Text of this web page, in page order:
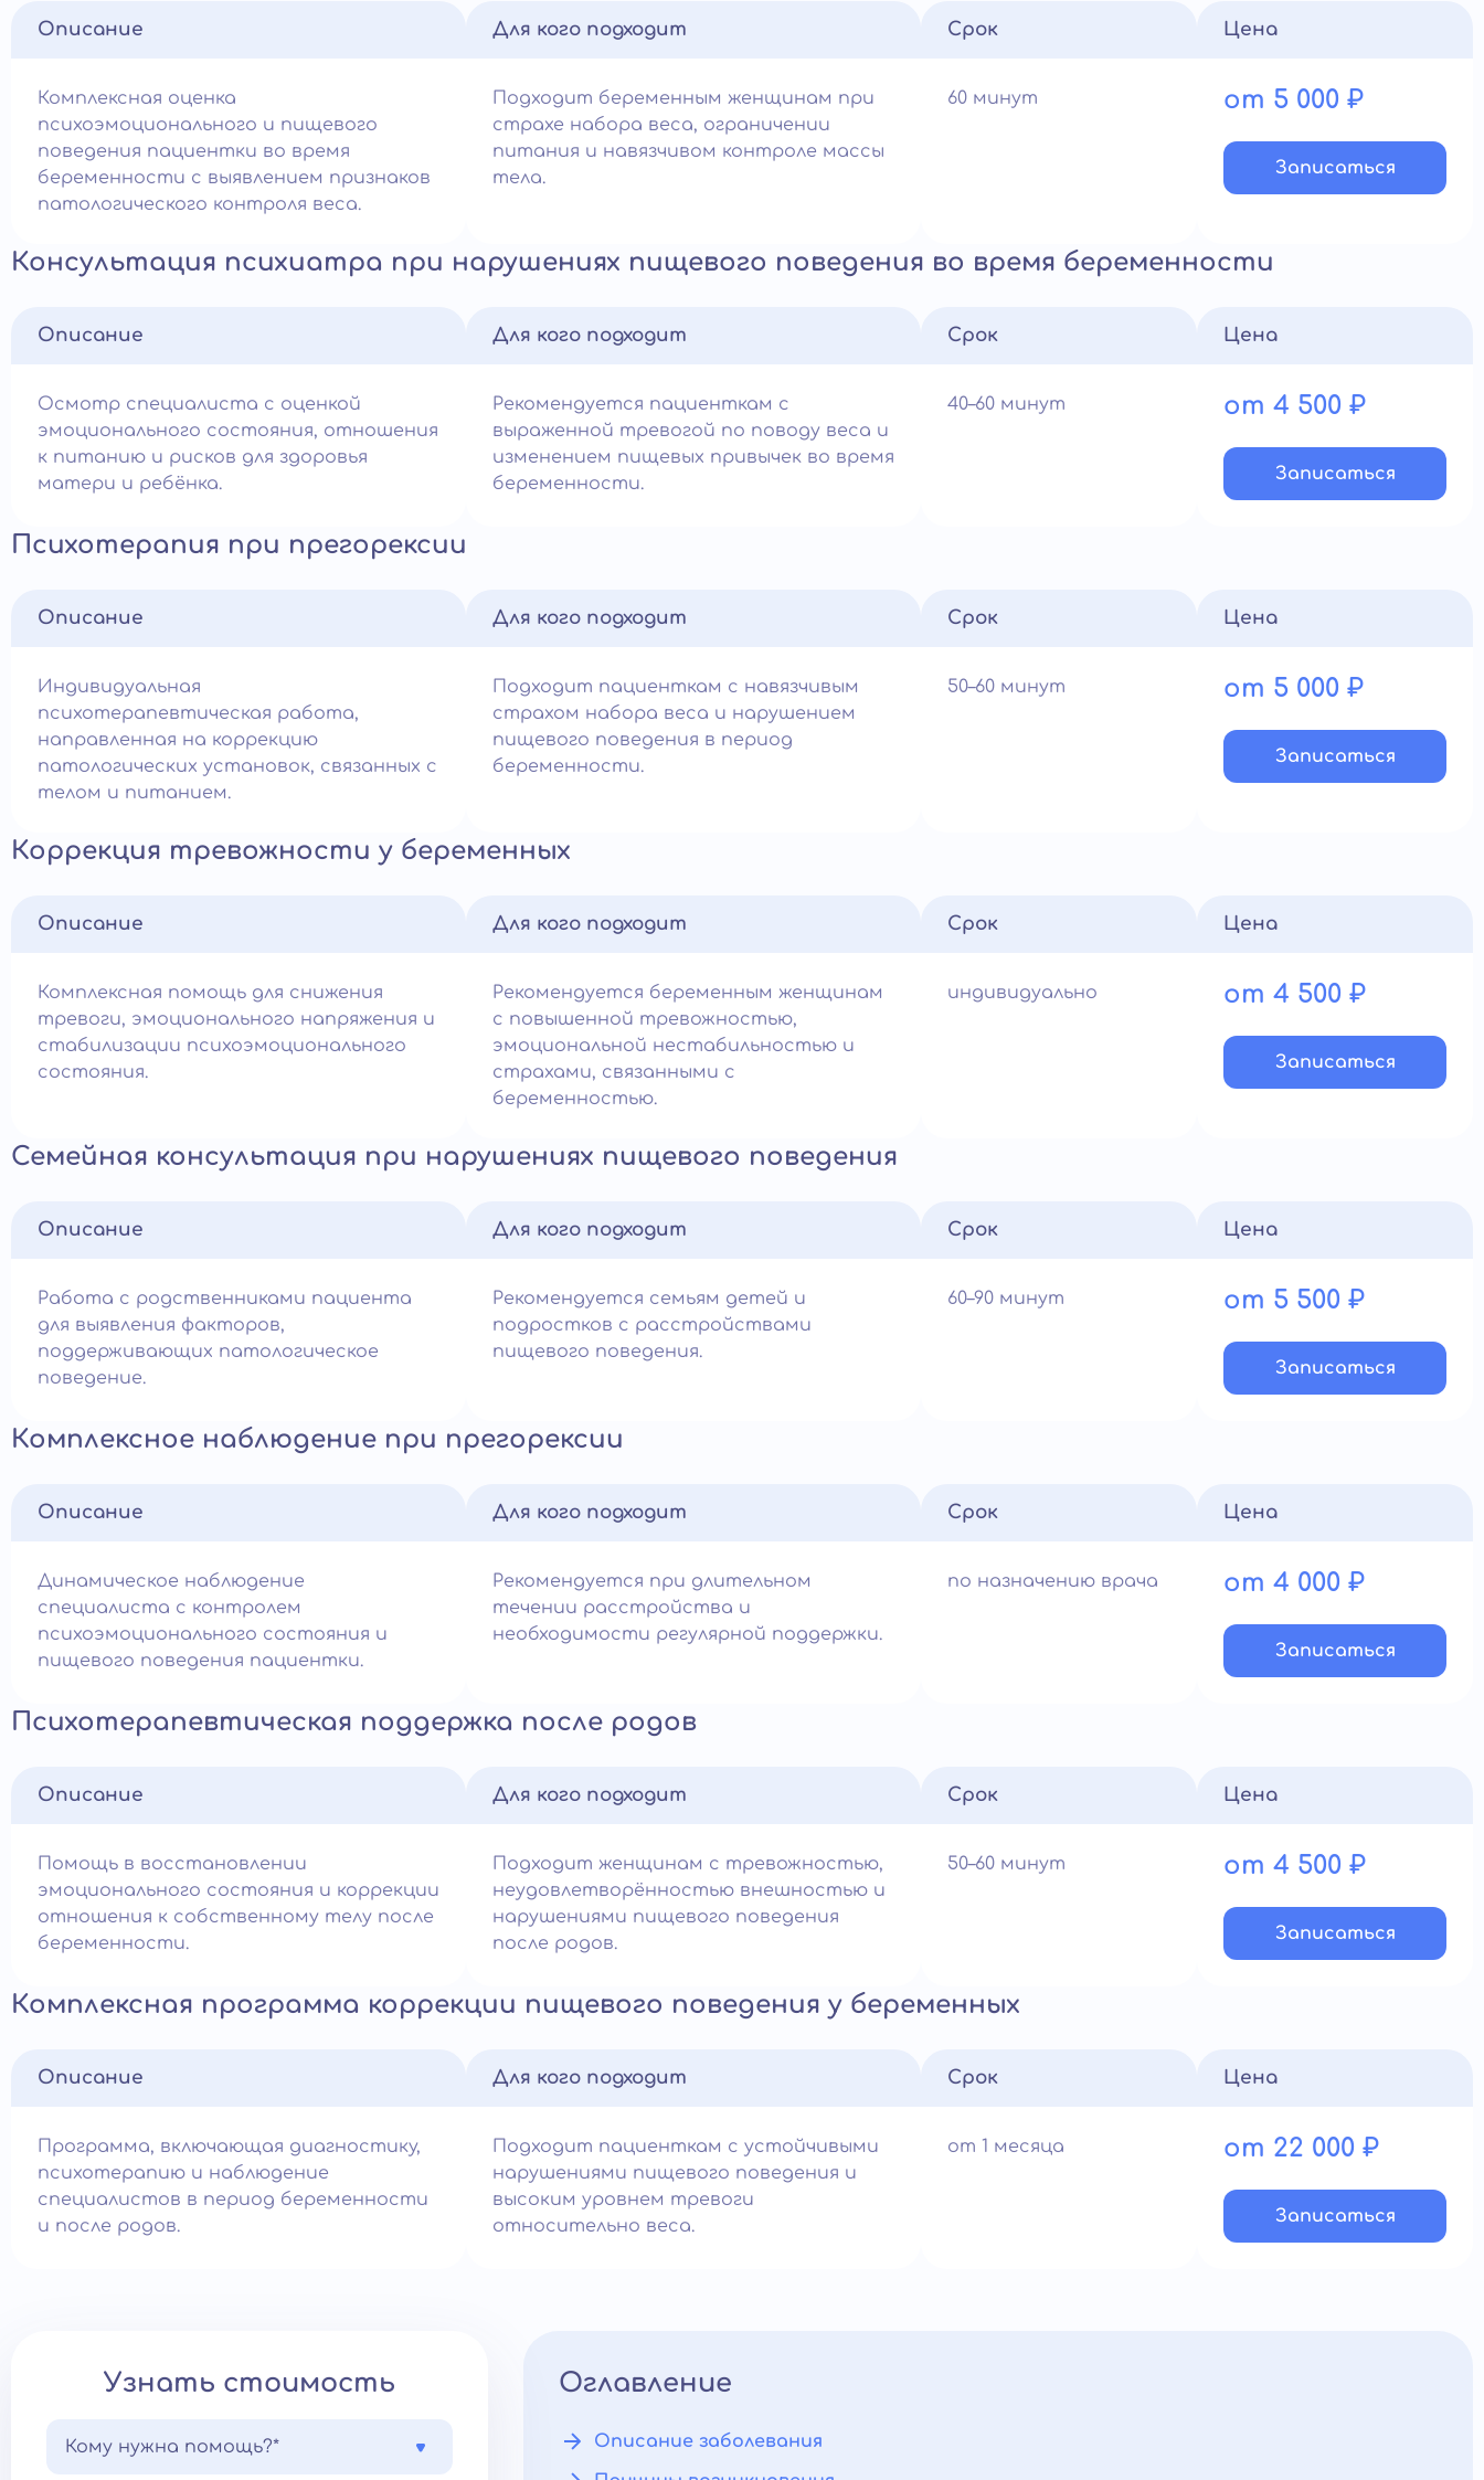
Описание
Комплексная оценка
психоэмоционального и пищевого
поведения пациентки во время
беременности с выявлением признаков
патологического контроля веса.
Для кого подходит
Подходит беременным женщинам при
страхе набора веса, ограничении
питания и навязчивом контроле массы
тела.
Срок
60 минут
Цена
от 5 000 ₽
Записатьcя
Консультация психиатра при нарушениях пищевого поведения во время беременности
Описание
Осмотр специалиста с оценкой
эмоционального состояния, отношения
к питанию и рисков для здоровья
матери и ребёнка.
Для кого подходит
Рекомендуется пациенткам с
выраженной тревогой по поводу веса и
изменением пищевых привычек во время
беременности.
Срок
40–60 минут
Цена
от 4 500 ₽
Записатьcя
Психотерапия при прегорексии
Описание
Индивидуальная
психотерапевтическая работа,
направленная на коррекцию
патологических установок, связанных с
телом и питанием.
Для кого подходит
Подходит пациенткам с навязчивым
страхом набора веса и нарушением
пищевого поведения в период
беременности.
Срок
50–60 минут
Цена
от 5 000 ₽
Записатьcя
Коррекция тревожности у беременных
Описание
Комплексная помощь для снижения
тревоги, эмоционального напряжения и
стабилизации психоэмоционального
состояния.
Для кого подходит
Рекомендуется беременным женщинам
с повышенной тревожностью,
эмоциональной нестабильностью и
страхами, связанными с
беременностью.
Срок
индивидуально
Цена
от 4 500 ₽
Записатьcя
Семейная консультация при нарушениях пищевого поведения
Описание
Работа с родственниками пациента
для выявления факторов,
поддерживающих патологическое
поведение.
Для кого подходит
Рекомендуется семьям детей и
подростков с расстройствами
пищевого поведения.
Срок
60–90 минут
Цена
от 5 500 ₽
Записатьcя
Комплексное наблюдение при прегорексии
Описание
Динамическое наблюдение
специалиста с контролем
психоэмоционального состояния и
пищевого поведения пациентки.
Для кого подходит
Рекомендуется при длительном
течении расстройства и
необходимости регулярной поддержки.
Срок
по назначению врача
Цена
от 4 000 ₽
Записатьcя
Психотерапевтическая поддержка после родов
Описание
Помощь в восстановлении
эмоционального состояния и коррекции
отношения к собственному телу после
беременности.
Для кого подходит
Подходит женщинам с тревожностью,
неудовлетворённостью внешностью и
нарушениями пищевого поведения
после родов.
Срок
50–60 минут
Цена
от 4 500 ₽
Записатьcя
Комплексная программа коррекции пищевого поведения у беременных
Описание
Программа, включающая диагностику,
психотерапию и наблюдение
специалистов в период беременности
и после родов.
Для кого подходит
Подходит пациенткам с устойчивыми
нарушениями пищевого поведения и
высоким уровнем тревоги
относительно веса.
Срок
от 1 месяца
Цена
от 22 000 ₽
Записатьcя
Узнать стоимость
Кому нужна помощь?*
Оглавление
Описание заболевания